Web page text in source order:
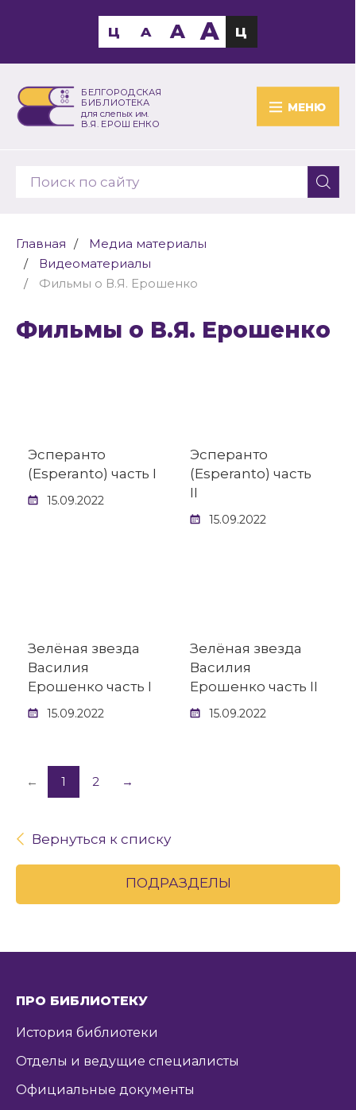
БЕЛГОРОДСКАЯ
БИБЛИОТЕКА
для слепых им.
В.Я. ЕРОШЕНКО
МЕНЮ
Ц A A A Ц
Главная
Медиа материалы
Видеоматериалы
Фильмы о В.Я. Ерошенко
Фильмы о В.Я. Ерошенко
Эсперанто
(Esperanto) часть I
15.09.2022
Эсперанто
(Esperanto) часть
II
15.09.2022
Зелёная звезда
Василия
Ерошенко часть I
15.09.2022
Зелёная звезда
Василия
Ерошенко часть II
15.09.2022
← 1 2 →
Вернуться к списку
ПОДРАЗДЕЛЫ
ПРО БИБЛИОТЕКУ
История библиотеки
Отделы и ведущие специалисты
Официальные документы